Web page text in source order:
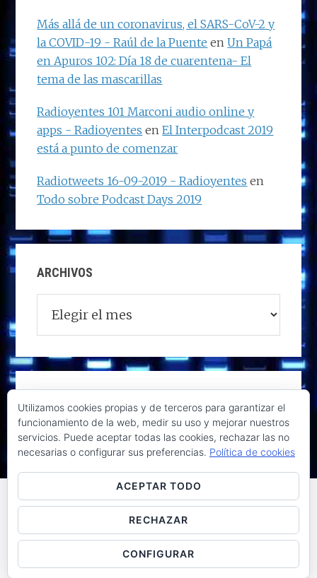
Más allá de un coronavirus, el SARS-CoV-2 y
la COVID-19 - Raúl de la Puente enUn Papá
en Apuros 102: Día 18 de cuarentena- El
tema de las mascarillas
Radioyentes 101 Marconi audio online y
apps - Radioyentes enEl Interpodcast 2019
está a punto de comenzar
Radiotweets 16-09-2019 - Radioyentes en
Todo sobre Podcast Days 2019
ARCHIVOS
Raúl de la Puente - Derechos reservados© 2026 ·
Acceder
Utilizamos cookies propias y de terceros para garantizar el
funcionamiento de la web, medir su uso y mejorar nuestros
servicios. Puede aceptar todas las cookies, rechazar las no
necesarias o configurar sus preferencias. Política de cookies
ACEPTAR TODO
RECHAZAR
CONFIGURAR